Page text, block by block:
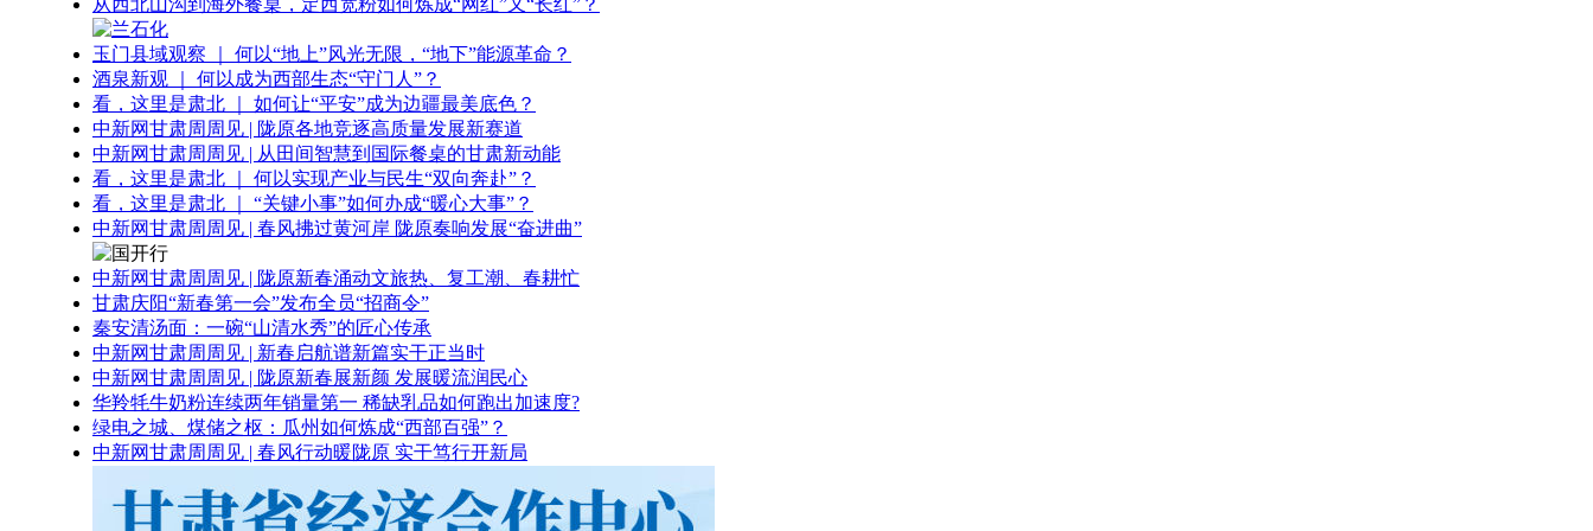
从西北山沟到海外餐桌，定西宽粉如何炼成“网红”又“长红”？
玉门县域观察 ｜ 何以“地上”风光无限，“地下”能源革命？
酒泉新观 ｜ 何以成为西部生态“守门人”？
看，这里是肃北 ｜ 如何让“平安”成为边疆最美底色？
中新网甘肃周周见 | 陇原各地竞逐高质量发展新赛道
中新网甘肃周周见 | 从田间智慧到国际餐桌的甘肃新动能
看，这里是肃北 ｜ 何以实现产业与民生“双向奔赴”？
看，这里是肃北 ｜ “关键小事”如何办成“暖心大事”？
中新网甘肃周周见 | 春风拂过黄河岸 陇原奏响发展“奋进曲”
中新网甘肃周周见 | 陇原新春涌动文旅热、复工潮、春耕忙
甘肃庆阳“新春第一会”发布全员“招商令”
秦安清汤面：一碗“山清水秀”的匠心传承
中新网甘肃周周见 | 新春启航谱新篇实干正当时
中新网甘肃周周见 | 陇原新春展新颜 发展暖流润民心
华羚牦牛奶粉连续两年销量第一 稀缺乳品如何跑出加速度?
绿电之城、煤储之枢：瓜州如何炼成“西部百强”？
中新网甘肃周周见 | 春风行动暖陇原 实干笃行开新局